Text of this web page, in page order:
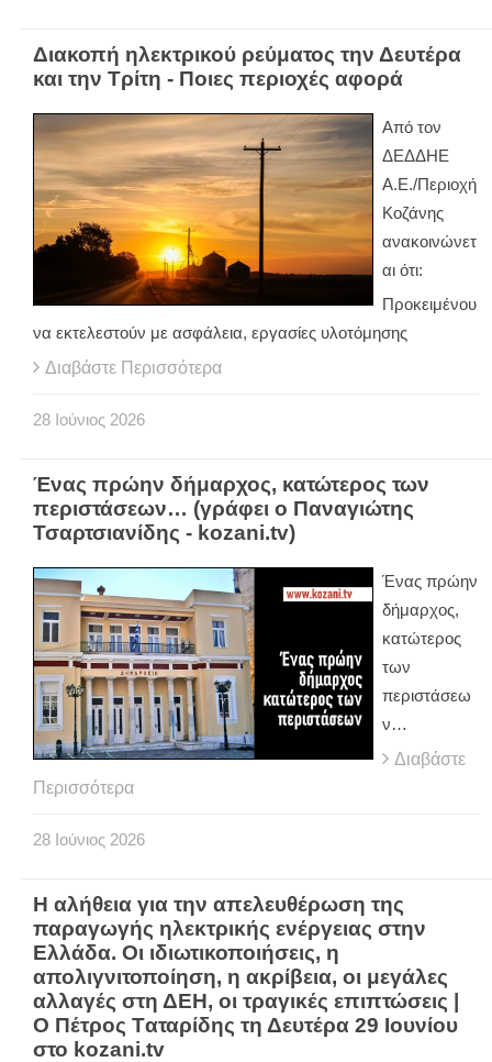
Διακοπή ηλεκτρικού ρεύματος την Δευτέρα
και την Τρίτη - Ποιες περιοχές αφορά
Από τον
ΔΕΔΔΗΕ
Α.Ε./Περιοχή
Κοζάνης
ανακοινώνετ
αι ότι:
Προκειμένου
να εκτελεστούν με ασφάλεια, εργασίες υλοτόμησης
Διαβάστε Περισσότερα
28 Ιούνιος 2026
Ένας πρώην δήμαρχος, κατώτερος των
περιστάσεων… (γράφει ο Παναγιώτης
Τσαρτσιανίδης - kozani.tv)
Ένας πρώην
δήμαρχος,
κατώτερος
των
περιστάσεω
ν…
Διαβάστε
Περισσότερα
28 Ιούνιος 2026
Η αλήθεια για την απελευθέρωση της
παραγωγής ηλεκτρικής ενέργειας στην
Ελλάδα. Οι ιδιωτικοποιήσεις, η
απολιγνιτοποίηση, η ακρίβεια, οι μεγάλες
αλλαγές στη ΔΕΗ, οι τραγικές επιπτώσεις |
Ο Πέτρος Tαταρίδης τη Δευτέρα 29 Ιουνίου
στο kozani.tv